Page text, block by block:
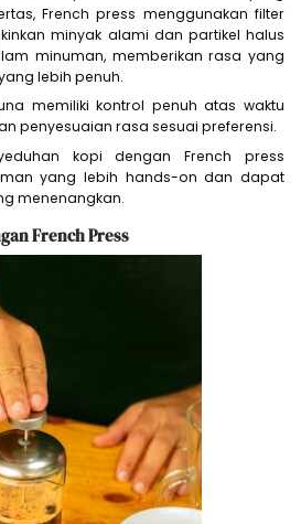
French press menggunakan filter
minyak alami dan partikel halus
minuman, memberikan rasa yang
lebih penuh.
memiliki kontrol penuh atas waktu
penyesuaian rasa sesuai preferensi.
kopi dengan French press
yang lebih hands-on dan dapat
menenangkan.
French Press